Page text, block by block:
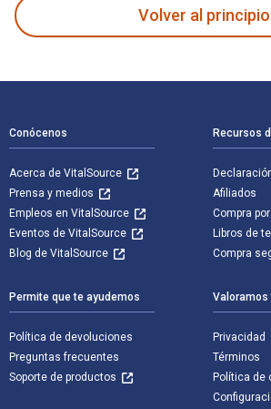
Volver al principio
Conócenos
Acerca de VitalSource
Prensa y medios
Empleos en VitalSource
Eventos de VitalSource
Blog de VitalSource
Recursos
Afiliados
Compra
Libros de
Compra
Permite que te ayudemos
Política de devoluciones
Preguntas frecuentes
Soporte de productos
Valoramos
Privacidad
Términos
Política de